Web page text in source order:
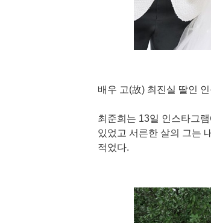
배우 고(故) 최진실 딸인
최준희는 13일 인스타그
있었고 서른한 살의 그는
적었다.